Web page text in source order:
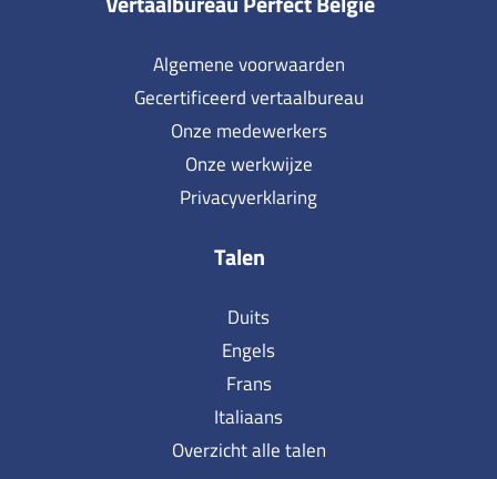
Algemene voorwaarden
Gecertificeerd vertaalbureau
Onze medewerkers
Onze werkwijze
Privacyverklaring
Talen
Duits
Engels
Frans
Italiaans
Overzicht alle talen